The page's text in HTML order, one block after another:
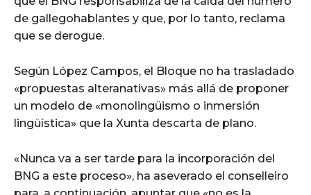
de gallegohablantes y que, por lo tanto, reclama
que se derogue.
Según López Campos, el Bloque no ha trasladado
«propuestas alteranativas» más allá de proponer
un modelo de «monolingüismo o inmersión
lingüística» que la Xunta descarta de plano.
«Nunca va a ser tarde para la incorporación del
BNG a este proceso», ha aseverado el conselleiro